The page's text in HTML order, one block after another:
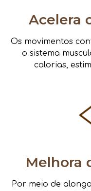
Acelera
Os movimentos
o sistema
calorias,
Melhora
Por meio de